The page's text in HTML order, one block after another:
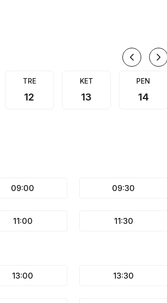
TRE
12
KET
13
PEN
14
09:00 09:30
11:00 11:30
13:00 13:30